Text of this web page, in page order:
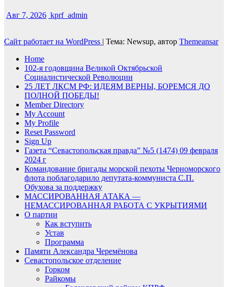
Авг 7, 2026 kprf_admin
Сайт работает на WordPress | Тема: Newsup, автор Themeansar
Home
102-я годовщина Великой Октябрьской
Социалистической Революции
25 ЛЕТ ЛКСМ РФ: ИДЕЯМ ВЕРНЫ, БОРЕМСЯ ДО
ПОЛНОЙ ПОБЕДЫ!
Member Directory
My Account
My Profile
Reset Password
Sign Up
Газета “Севастопольская правда” №5 (1474) 09 февраля
2024 г
Командование бригады морской пехоты Черноморского
флота поблагодарило депутата-коммуниста С.П.
Обухова за поддержку
МАССИРОВАННАЯ АТАКА —
НЕМАССИРОВАННАЯ РАБОТА С УКРЫТИЯМИ
О партии
Как вступить
Устав
Программа
Памяти Александра Черемёнова
Севастопольское отделение
Горком
Райкомы